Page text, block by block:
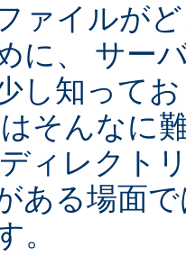
ァイルが
に、 サー
し知って
そんなに
ィレクト
ある場面
。